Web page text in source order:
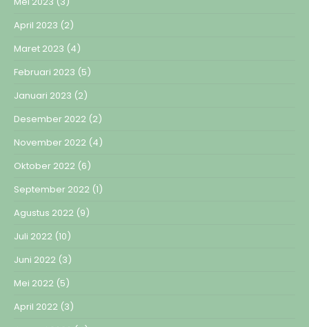
April 2023 (2)
Maret 2023 (4)
Februari 2023 (5)
Januari 2023 (2)
Desember 2022 (2)
November 2022 (4)
Oktober 2022 (6)
September 2022 (1)
Agustus 2022 (9)
Juli 2022 (10)
Juni 2022 (3)
Mei 2022 (5)
April 2022 (3)